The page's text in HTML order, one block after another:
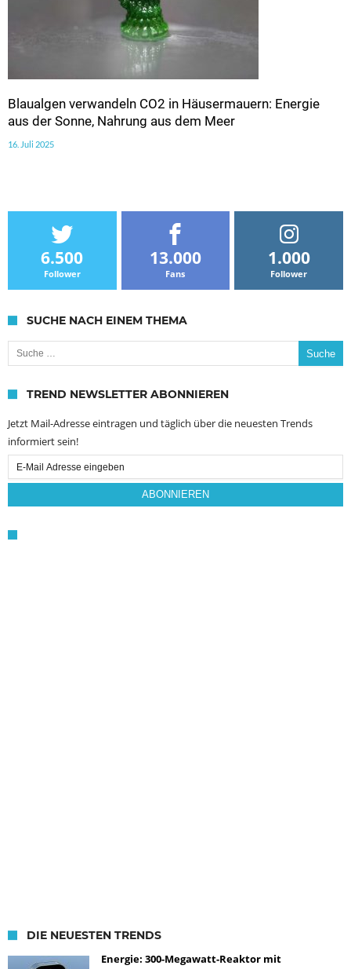
Blaualgen verwandeln CO2 in Häusermauern: Energie
aus der Sonne, Nahrung aus dem Meer
16. Juli 2025
6.500
Follower
13.000
Fans
1.000
Follower
SUCHE NACH EINEM THEMA
Suche nach:
TREND NEWSLETTER ABONNIEREN
Jetzt Mail-Adresse eintragen und täglich über die neuesten Trends
informiert sein!
Email
Subscription
ABONNIEREN
DIE NEUESTEN TRENDS
Energie: 300-Megawatt-Reaktor mit